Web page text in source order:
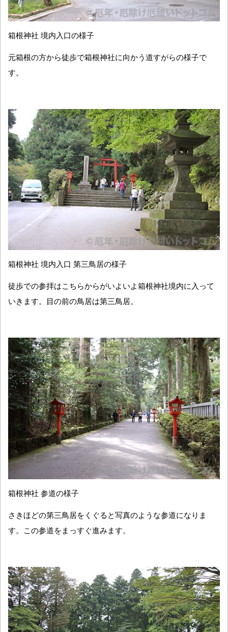
箱根神社 境内入口の様子
元箱根の方から徒歩で箱根神社に向かう道すがらの様子で
す。
箱根神社 境内入口 第三鳥居の様子
徒歩での参拝はこちらからがいよいよ箱根神社境内に入って
いきます。目の前の鳥居は第三鳥居。
箱根神社 参道の様子
さきほどの第三鳥居をくぐると写真のような参道になりま
す。この参道をまっすぐ進みます。